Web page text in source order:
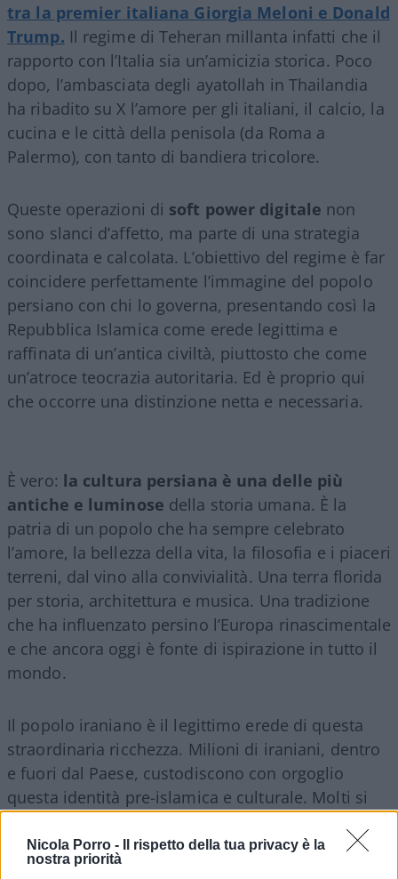
Nicola Porro -
Il rispetto della tua privacy è la
nostra priorità
tra la premier italiana Giorgia Meloni e Donald
Trump. Il regime di Teheran millanta infatti che il
rapporto con l’Italia sia un’amicizia storica. Poco
dopo, l’ambasciata degli ayatollah in Thailandia
ha ribadito su X l’amore per gli italiani, il calcio, la
cucina e le città della penisola (da Roma a
Palermo), con tanto di bandiera tricolore.
Queste operazioni di soft power digitale non
sono slanci d’affetto, ma parte di una strategia
coordinata e calcolata. L’obiettivo del regime è far
coincidere perfettamente l’immagine del popolo
persiano con chi lo governa, presentando così la
Repubblica Islamica come erede legittima e
raffinata di un’antica civiltà, piuttosto che come
un’atroce teocrazia autoritaria. Ed è proprio qui
che occorre una distinzione netta e necessaria.
È vero: la cultura persiana è una delle più
antiche e luminose della storia umana. È la
patria di un popolo che ha sempre celebrato
l’amore, la bellezza della vita, la filosofia e i piaceri
terreni, dal vino alla convivialità. Una terra florida
per storia, architettura e musica. Una tradizione
che ha influenzato persino l’Europa rinascimentale
e che ancora oggi è fonte di ispirazione in tutto il
mondo.
Il popolo iraniano è il legittimo erede di questa
straordinaria ricchezza. Milioni di iraniani, dentro
e fuori dal Paese, custodiscono con orgoglio
questa identità pre-islamica e culturale. Molti si
marcare la distanza dal regime attuale. Le donne
iraniane, in particolare, hanno dimostrato un